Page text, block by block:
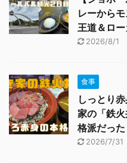
レーから
王道＆ロ
2026/8/1
食事
しっとり
家の「鉄
格派だった
2026/7/31